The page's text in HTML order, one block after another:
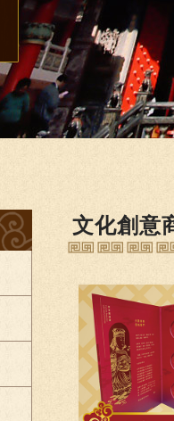
文化創意